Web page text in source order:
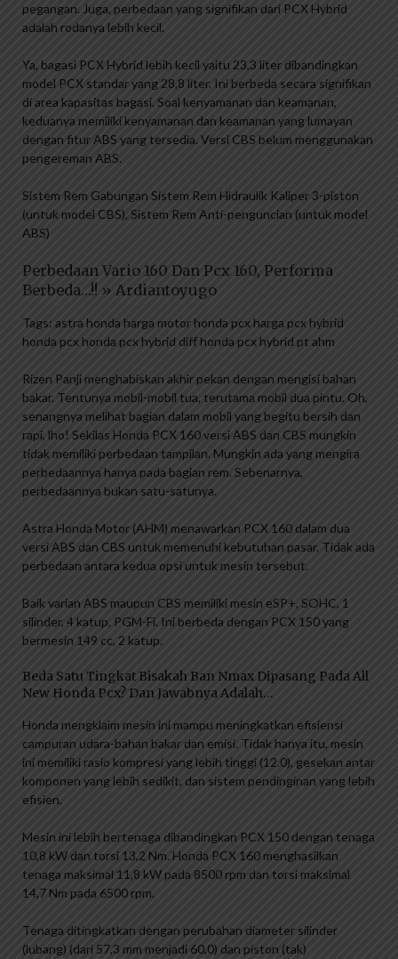
pegangan. Juga, perbedaan yang signifikan dari PCX Hybrid
adalah rodanya lebih kecil.
Ya, bagasi PCX Hybrid lebih kecil yaitu 23,3 liter dibandingkan
model PCX standar yang 28,8 liter. Ini berbeda secara signifikan
di area kapasitas bagasi. Soal kenyamanan dan keamanan,
keduanya memiliki kenyamanan dan keamanan yang lumayan
dengan fitur ABS yang tersedia. Versi CBS belum menggunakan
pengereman ABS.
Sistem Rem Gabungan Sistem Rem Hidraulik Kaliper 3-piston
(untuk model CBS), Sistem Rem Anti-penguncian (untuk model
ABS)
Perbedaan Vario 160 Dan Pcx 160, Performa
Berbeda…!! » Ardiantoyugo
Tags: astra honda harga motor honda pcx harga pcx hybrid
honda pcx honda pcx hybrid diff honda pcx hybrid pt ahm
Rizen Panji menghabiskan akhir pekan dengan mengisi bahan
bakar. Tentunya mobil-mobil tua, terutama mobil dua pintu. Oh,
senangnya melihat bagian dalam mobil yang begitu bersih dan
rapi, lho! Sekilas Honda PCX 160 versi ABS dan CBS mungkin
tidak memiliki perbedaan tampilan. Mungkin ada yang mengira
perbedaannya hanya pada bagian rem. Sebenarnya,
perbedaannya bukan satu-satunya.
Astra Honda Motor (AHM) menawarkan PCX 160 dalam dua
versi ABS dan CBS untuk memenuhi kebutuhan pasar. Tidak ada
perbedaan antara kedua opsi untuk mesin tersebut.
Baik varian ABS maupun CBS memiliki mesin eSP+, SOHC, 1
silinder, 4 katup, PGM-Fi. Ini berbeda dengan PCX 150 yang
bermesin 149 cc, 2 katup.
Beda Satu Tingkat Bisakah Ban Nmax Dipasang Pada All
New Honda Pcx? Dan Jawabnya Adalah…
Honda mengklaim mesin ini mampu meningkatkan efisiensi
campuran udara-bahan bakar dan emisi. Tidak hanya itu, mesin
ini memiliki rasio kompresi yang lebih tinggi (12.0), gesekan antar
komponen yang lebih sedikit, dan sistem pendinginan yang lebih
efisien.
Mesin ini lebih bertenaga dibandingkan PCX 150 dengan tenaga
10,8 kW dan torsi 13,2 Nm. Honda PCX 160 menghasilkan
tenaga maksimal 11,8 kW pada 8500 rpm dan torsi maksimal
14,7 Nm pada 6500 rpm.
Tenaga ditingkatkan dengan perubahan diameter silinder
(lubang) (dari 57,3 mm menjadi 60,0) dan piston (tak)